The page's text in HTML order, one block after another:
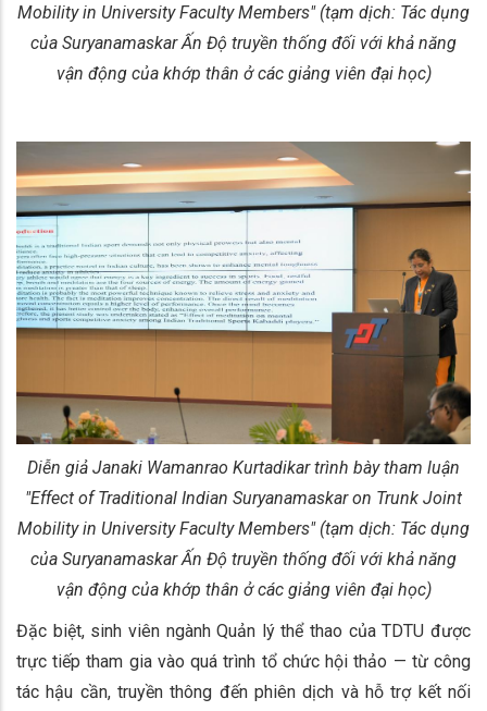
Mobility in University Faculty Members" (tạm dịch: Tác dụng
của Suryanamaskar Ấn Độ truyền thống đối với khả năng
vận động của khớp thân ở các giảng viên đại học)
Diễn giả Janaki Wamanrao Kurtadikar trình bày tham luận
"Effect of Traditional Indian Suryanamaskar on Trunk Joint
Mobility in University Faculty Members" (tạm dịch: Tác dụng
của Suryanamaskar Ấn Độ truyền thống đối với khả năng
vận động của khớp thân ở các giảng viên đại học)
Đặc biệt, sinh viên ngành Quản lý thể thao của TDTU được
trực tiếp tham gia vào quá trình tổ chức hội thảo — từ công
tác hậu cần, truyền thông đến phiên dịch và hỗ trợ kết nối